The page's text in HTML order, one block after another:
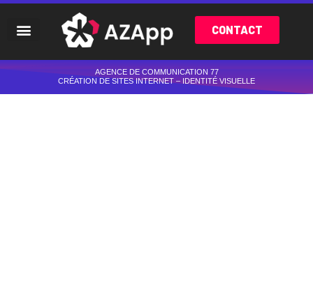
CONTACT
AGENCE DE COMMUNICATION 77
CRÉATION DE SITES INTERNET – IDENTITÉ VISUELLE